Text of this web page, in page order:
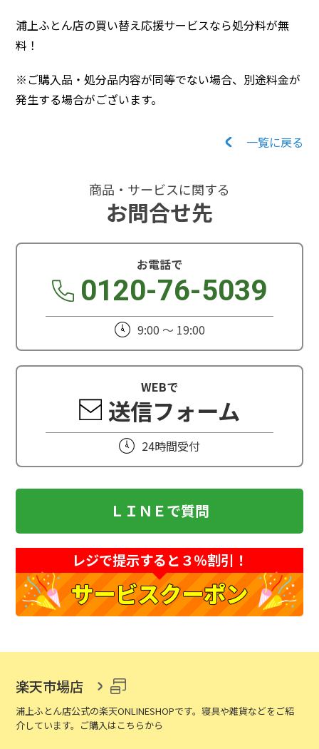
浦上ふとん店の買い替え応援サービスなら処分料が無
料！
※ご購入品・処分品内容が同等でない場合、別途料金が
発生する場合がございます。
一覧に戻る
商品・サービスに関する
お問合せ先
お電話で
0120-76-5039
9:00 ～ 19:00
WEBで
送信フォーム
24時間受付
ＬＩＮＥで質問
レジで提示すると３％割引！
サービスクーポン
楽天市場店
浦上ふとん店公式の楽天ONLINESHOPです。寝具や雑貨などをご紹
介しています。ご購入はこちらから